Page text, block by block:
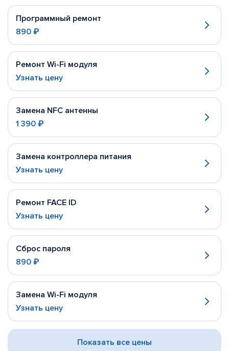
Программный ремонт
890 ₽
Ремонт Wi-Fi модуля
Узнать цену
Замена NFC антенны
1 390 ₽
Замена контроллера питания
Узнать цену
Ремонт FACE ID
Узнать цену
Сброс пароля
890 ₽
Замена Wi-Fi модуля
Узнать цену
Показать все цены